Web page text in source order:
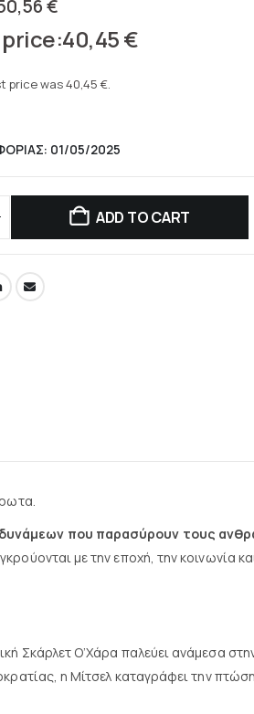
€
40,45€
price was40,45 €.
01/05/2025
ADD TO CART
που παρασύρουν τους
με την εποχή, την κοινωνία
Σκάρλετ Ο’Χάρα παλεύει ανάμεσα
η Μίτσελ καταγράφει την